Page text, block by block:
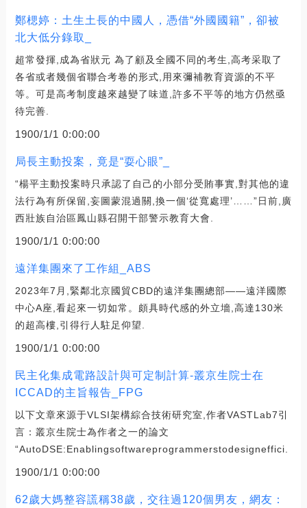
鄭楒婷：土生土長的中國人，憑借“外國國籍”，卻被
北大低分錄取_
超常發揮,成為省狀元 為了顧及全國不同的考生,高考采取了
各省或者幾個省聯合考卷的形式,用來彌補教育資源的不平
等。可是高考制度越來越變了味道,許多不平等的地方仍然亟
待完善.
1900/1/1 0:00:00
局長主動投案，竟是“耍心眼”_
“楊平主動投案時只承認了自己的小部分受賄事實,對其他的違
法行為有所保留,妄圖蒙混過關,換一個‘從寬處理’……”日前,廣
西壯族自治區鳳山縣召開干部警示教育大會.
1900/1/1 0:00:00
遠洋集團來了工作組_ABS
2023年7月,緊鄰北京國貿CBD的遠洋集團總部——遠洋國際
中心A座,看起來一切如常。頗具時代感的外立墻,高達130米
的超高樓,引得行人駐足仰望.
1900/1/1 0:00:00
民主化集成電路設計與可定制計算-叢京生院士在
ICCAD的主旨報告_FPG
以下文章來源于VLSI架構綜合技術研究室,作者VASTLab7引
言：叢京生院士為作者之一的論文
“AutoDSE:Enablingsoftwareprogrammerstodesigneffici.
1900/1/1 0:00:00
62歲大媽整容謊稱38歲，交往過120個男友，網友：